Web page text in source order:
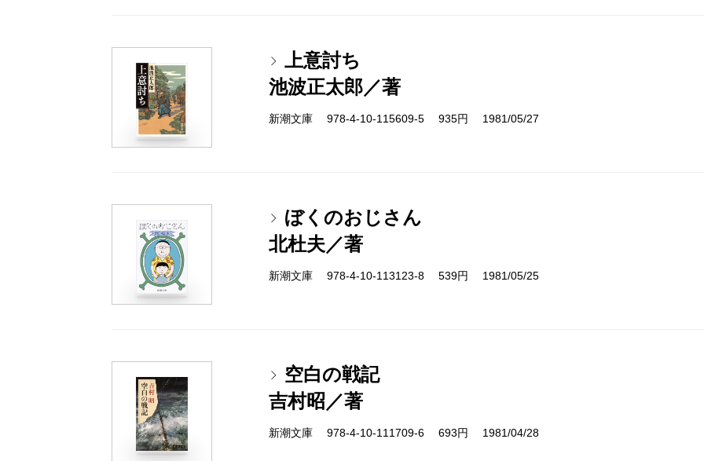
上意討ち
池波正太郎／著
新潮文庫 978-4-10-115609-5 935円 1981/05/27
ぼくのおじさん
北杜夫／著
新潮文庫 978-4-10-113123-8 539円 1981/05/25
空白の戦記
吉村昭／著
新潮文庫 978-4-10-111709-6 693円 1981/04/28